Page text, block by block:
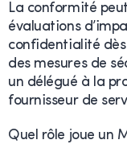
La conformité
évaluations
confidentialité
des mesures de
un délégué à la
fournisseur de
Quel rôle joue un